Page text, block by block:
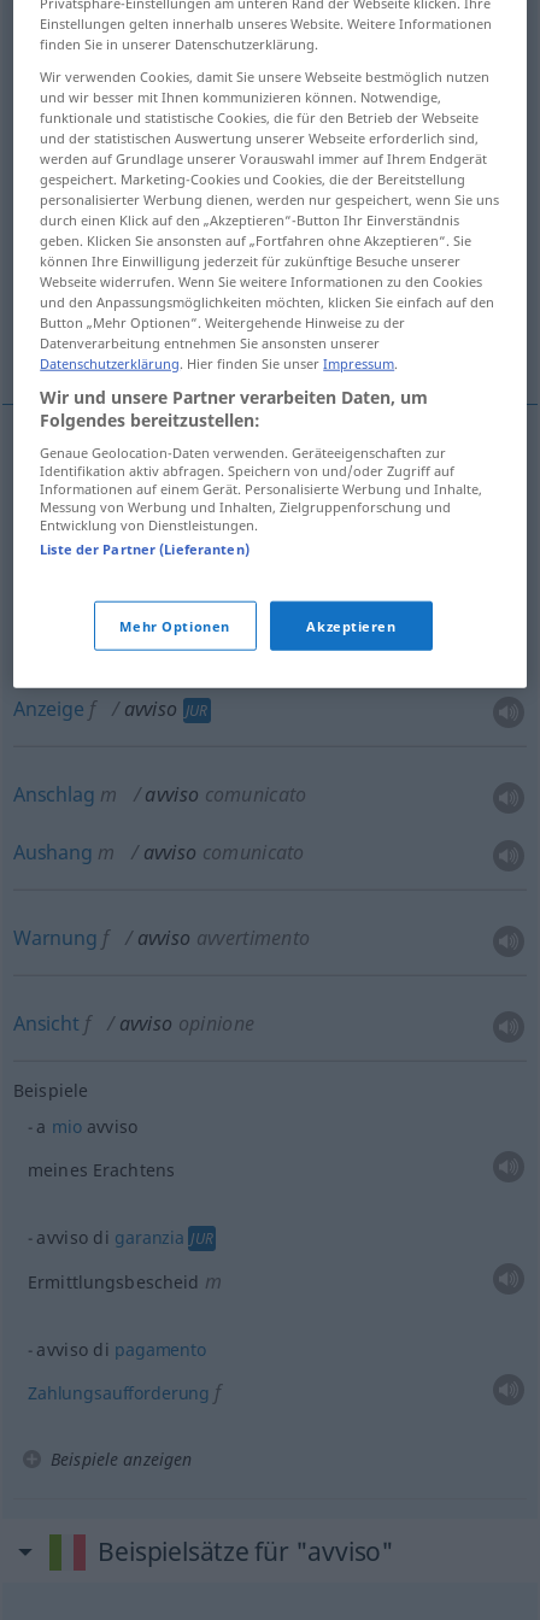
Übersicht aller Übersetzungen
(Für mehr Details die Übersetzung anklicken/antippen)
Benachrichtigung, Meldung,
Bekanntmachung
Anzeige Anschlag, Aushang
Warnung Ansicht
Weitere Beispiele...
Benachrichtigungf avviso
Bekanntmachungf avviso
Anzeige f avviso JUR
Anschlag m avviso comunicato
Aushang m avviso comunicato
Warnung f avviso avvertimento
Ansicht f avviso opinione
Beispiele
a mioavviso
meines Erachtens
avviso di garanzia JUR
Ermittlungsbescheid m
avviso di pagamento
Zahlungsaufforderung f
Beispiele anzeigen
Beispielsätze für "avviso"
Einstellungen gelten innerhalb unseres Website. Weitere Informationen
finden Sie in unserer Datenschutzerklärung.
Wir verwenden Cookies, damit Sie unsere Webseite bestmöglich nutzen
und wir besser mit Ihnen kommunizieren können. Notwendige,
funktionale und statistische Cookies, die für den Betrieb der Webseite
und der statistischen Auswertung unserer Webseite erforderlich sind,
werden auf Grundlage unserer Vorauswahl immer auf Ihrem Endgerät
gespeichert. Marketing-Cookies und Cookies, die der Bereitstellung
personalisierter Werbung dienen, werden nur gespeichert, wenn Sie uns
durch einen Klick auf den „Akzeptieren“-Button Ihr Einverständnis
geben. Klicken Sie ansonsten auf „Fortfahren ohne Akzeptieren“. Sie
können Ihre Einwilligung jederzeit für zukünftige Besuche unserer
Webseite widerrufen. Wenn Sie weitere Informationen zu den Cookies
und den Anpassungsmöglichkeiten möchten, klicken Sie einfach auf den
Button „Mehr Optionen“. Weitergehende Hinweise zu der
Datenverarbeitung entnehmen Sie ansonsten unserer
Datenschutzerklärung. Hier finden Sie unserImpressum.
Wir und unsere Partner verarbeiten Daten, um
Folgendes bereitzustellen:
Genaue Geolocation-Daten verwenden. Geräteeigenschaften zur
Identifikation aktiv abfragen. Speichern von und/oder Zugriff auf
Informationen auf einem Gerät. Personalisierte Werbung und Inhalte,
Messung von Werbung und Inhalten, Zielgruppenforschung und
Entwicklung von Dienstleistungen.
Liste der Partner (Lieferanten)
Mehr Optionen Akzeptieren